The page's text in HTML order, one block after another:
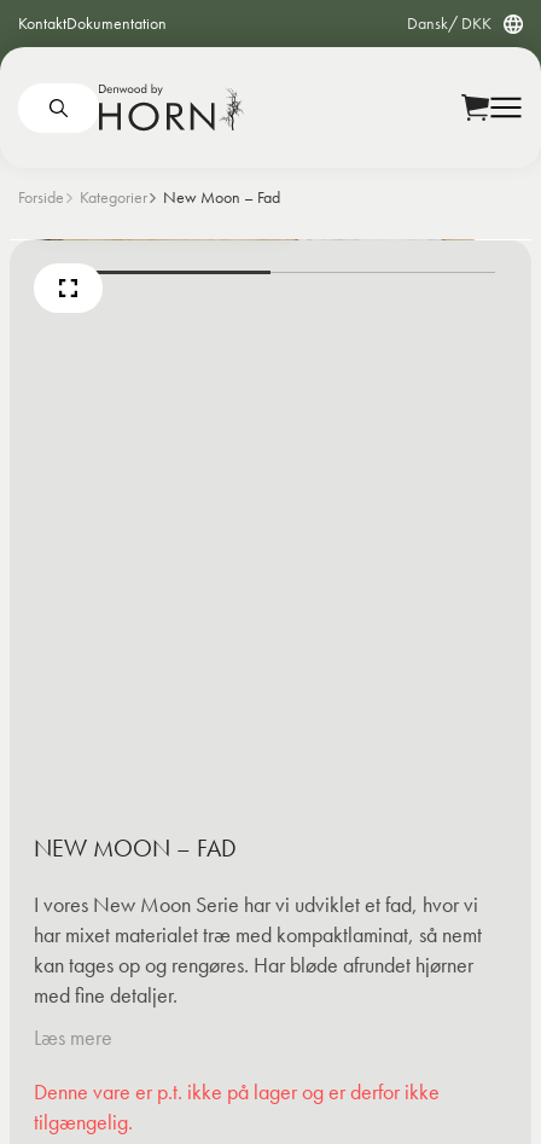
KontaktDokumentation Dansk DKK
Forside Kategorier New Moon – Fad
NEW MOON – FAD
I vores New Moon Serie har vi udviklet et fad, hvor vi
har mixet materialet træ med kompaktlaminat, så nemt
kan tages op og rengøres. Har bløde afrundet hjørner
med fine detaljer.
Læs mere
Denne vare er p.t. ikke på lager og er derfor ikke
tilgængelig.